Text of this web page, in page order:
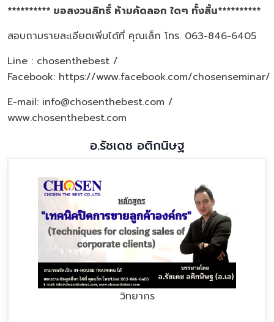
********** ขอสงวนสิทธิ์ ห้ามคัดลอก ใดๆ ทั้งสิ้น**********
สอบถามรายละเอียดเพิ่มได้ที่ คุณเล็ก โทร. 063-846-6405
Line : chosenthebest /
Facebook: https://www.facebook.com/chosenseminar/
E-mail: info@chosenthebest.com /
www.chosenthebest.com
อ.รัชเดช อติกนิษฐ
วิทยากร